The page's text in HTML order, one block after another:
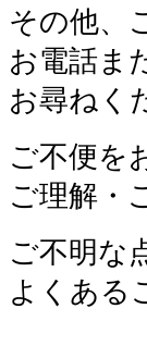
その他、
お電話ま
お尋ねく
ご不便を
ご理解・
ご不明な
よくある